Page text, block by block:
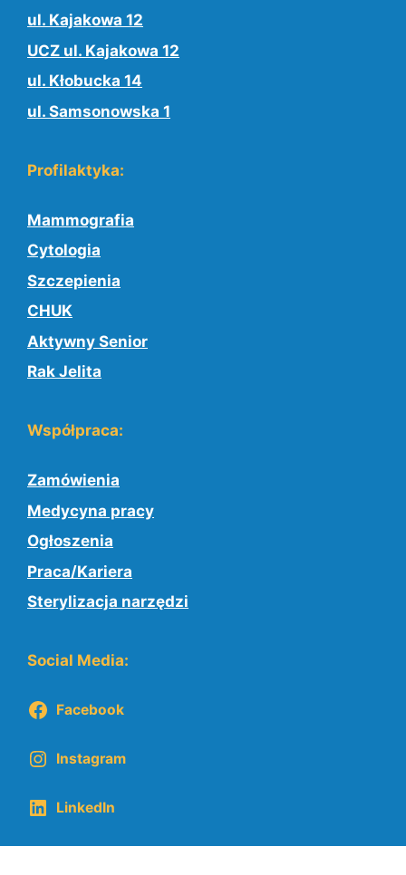
ul. Kajakowa 12
UCZ ul. Kajakowa 12
ul. Kłobucka 14
ul. Samsonowska 1
Profilaktyka:
Mammografia
Cytologia
Szczepienia
CHUK
Aktywny Senior
Rak Jelita
Współpraca:
Zamówienia
Medycyna pracy
Ogłoszenia
Praca/Kariera
Sterylizacja narzędzi
Social Media:
Facebook
Instagram
LinkedIn